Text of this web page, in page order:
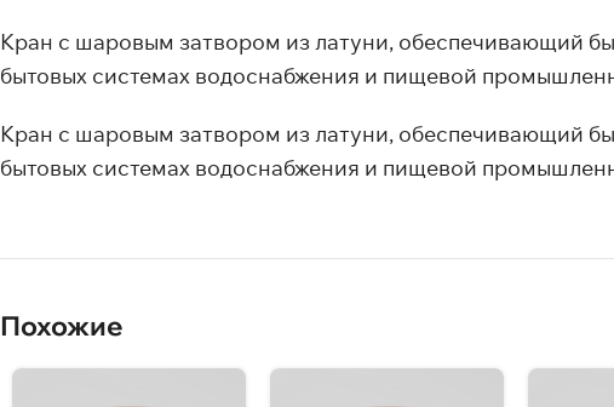
Кран с шаровым затвором из латуни, обеспечивающий
бытовых системах водоснабжения и пищевой
Кран с шаровым затвором из латуни, обеспечивающий
бытовых системах водоснабжения и пищевой
Похожие